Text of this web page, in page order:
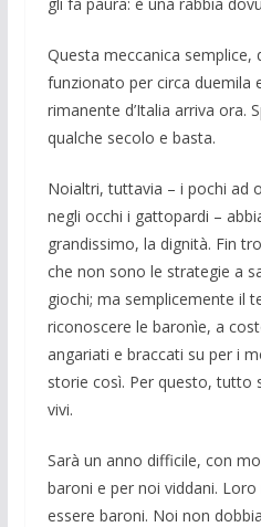
Questa meccanica semplice,
funzionato per circa duemila
rimanente d’Italia arriva ora.
qualche secolo e basta.
Noialtri, tuttavia – i pochi ad
negli occhi i gattopardi –
grandissimo, la dignità. Fin
che non sono le strategie a
giochi; ma semplicemente il
riconoscere le baronìe, a
angariati e braccati su per i
storie così. Per questo, tutto
vivi.
Sarà un anno difficile, con
baroni e per noi viddani.
essere baroni. Noi non